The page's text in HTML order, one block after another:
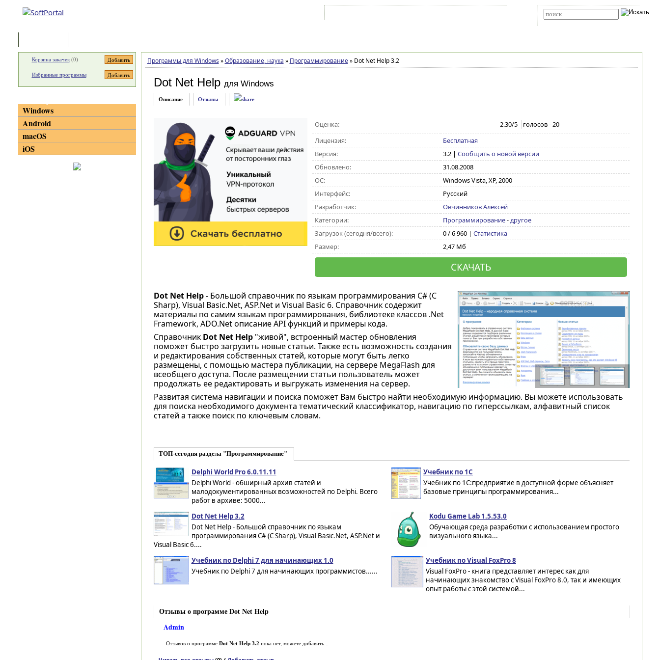
Программы для Windows » Образование, наука » Программирование »Dot Net Help 3.2
Dot Net Help для Windows
Описание Отзывы
Оценка: 2.30/5 голосов -20
Лицензия:
Бесплатная
Версия:
3.2| Сообщить о новой версии
Обновлено:
31.08.2008
ОС:
Windows Vista, XP, 2000
Интерфейс:
Русский
Разработчик:
Овчинников Алексей
Категории:
Программирование-другое
Загрузок (сегодня/всего):
0 / 6 960 | Статистика
Размер:
2,47 Мб
СКАЧАТЬ
Dot Net Help- Большой справочник по языкам программирования C# (C
Sharp), Visual Basic.Net, ASP.Net и Visual Basic 6. Справочник содержит
материалы по самим языкам программирования, библиотеке классов .Net
Framework, ADO.Net описание API функций и примеры кода.
Справочник Dot Net Help "живой", встроенный мастер обновления
поможет быстро загрузить новые статьи. Также есть возможность создания
и редактирования собственных статей, которые могут быть легко
размещены, с помощью мастера публикации, на сервере MegaFlash для
всеобщего доступа. После размещении статьи пользователь может
продолжать ее редактировать и выгружать изменения на сервер.
Развитая система навигации и поиска поможет Вам быстро найти необходимую информацию. Вы можете использовать
для поиска необходимого документа тематический классификатор, навигацию по гиперссылкам, алфавитный список
статей а также поиск по ключевым словам.
ТОП-сегодня раздела "Программирование"
Delphi World Pro 6.0.11.11
Delphi World - обширный архив статей и
малодокументированных возможностей по Delphi. Всего
работ в архиве: 5000...
Учебник по 1С
Учебник по 1С:предприятие в доступной форме объясняет
базовые принципы программирования...
Dot Net Help 3.2
Dot Net Help - Большой справочник по языкам
программирования C# (C Sharp), Visual Basic.Net, ASP.Net и
Visual Basic 6....
Kodu Game Lab 1.5.53.0
Обучающая среда разработки с использованием простого
визуального языка...
Учебник по Delphi 7 для начинающих 1.0
Учебник по Delphi 7 для начинающих программистов......
Учебник по Visual FoxPro 8
Visual FoxPro - книга представляет интерес как для
начинающих знакомство с Visual FoxPro 8.0, так и имеющих
опыт работы с этой системой...
Отзывы о программе Dot Net Help
Admin
Отзывов о программе Dot Net Help 3.2 пока нет, можете добавить...
Корзина закачек(0)
Избранные программы
Windows
Android
macOS
iOS